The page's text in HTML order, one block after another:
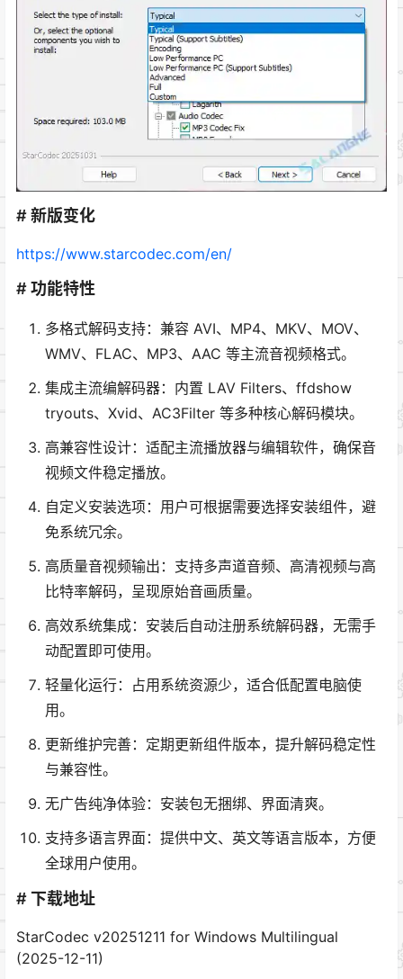
# 新版变化
https://www.starcodec.com/en/
# 功能特性
多格式解码支持：兼容 AVI、MP4、MKV、MOV、
WMV、FLAC、MP3、AAC 等主流音视频格式。
集成主流编解码器：内置 LAV Filters、ffdshow
tryouts、Xvid、AC3Filter 等多种核心解码模块。
高兼容性设计：适配主流播放器与编辑软件，确保音
视频文件稳定播放。
自定义安装选项：用户可根据需要选择安装组件，避
免系统冗余。
高质量音视频输出：支持多声道音频、高清视频与高
比特率解码，呈现原始音画质量。
高效系统集成：安装后自动注册系统解码器，无需手
动配置即可使用。
轻量化运行：占用系统资源少，适合低配置电脑使
用。
更新维护完善：定期更新组件版本，提升解码稳定性
与兼容性。
无广告纯净体验：安装包无捆绑、界面清爽。
支持多语言界面：提供中文、英文等语言版本，方便
全球用户使用。
# 下载地址
StarCodec v20251211 for Windows Multilingual
(2025-12-11)